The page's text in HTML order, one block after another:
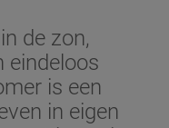
de zon,
eindeloos
is een
in eigen